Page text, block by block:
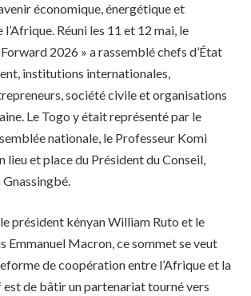
économique, énergétique et
Réuni les 11 et 12 mai, le
2026 » a rassemblé chefs d’État
institutions internationales,
société civile et organisations
Le Togo y était représenté par le
nationale, le Professeur Komi
lieu et place du Président du Conseil,
président kényan William Ruto et le
Emmanuel Macron, ce sommet se veut
de coopération entre l’Afrique et la
est de bâtir un partenariat tourné vers